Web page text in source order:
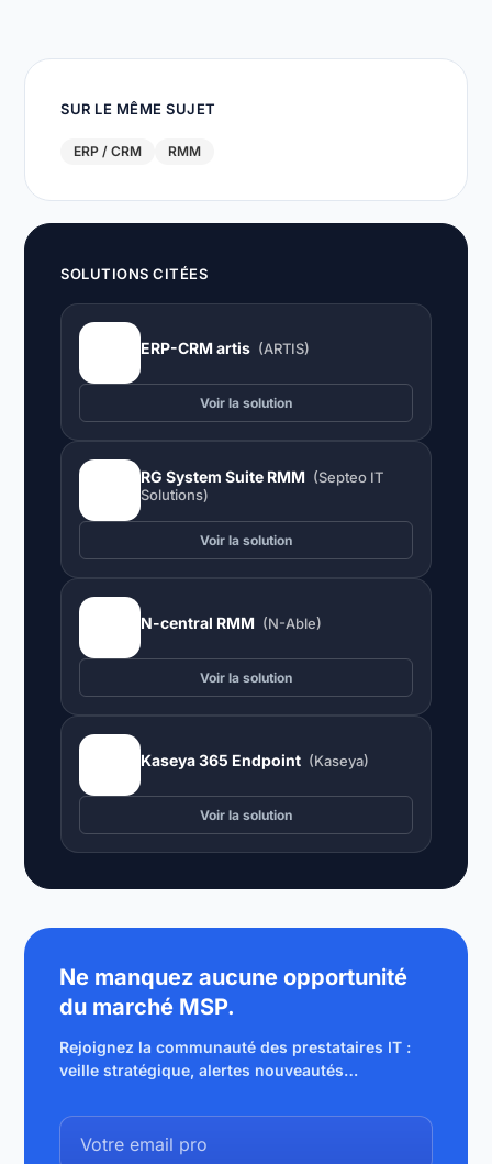
SUR LE MÊME SUJET
ERP / CRM RMM
SOLUTIONS CITÉES
ERP-CRM artis (ARTIS)
Voir la solution
RG System Suite RMM (Septeo IT
Solutions)
Voir la solution
N-central RMM (N-Able)
Voir la solution
Kaseya 365 Endpoint (Kaseya)
Voir la solution
Ne manquez aucune opportunité
du marché MSP.
Rejoignez la communauté des prestataires IT :
veille stratégique, alertes nouveautés…